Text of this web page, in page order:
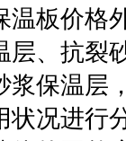
温板价格
层、抗裂
浆保温层
状况进行